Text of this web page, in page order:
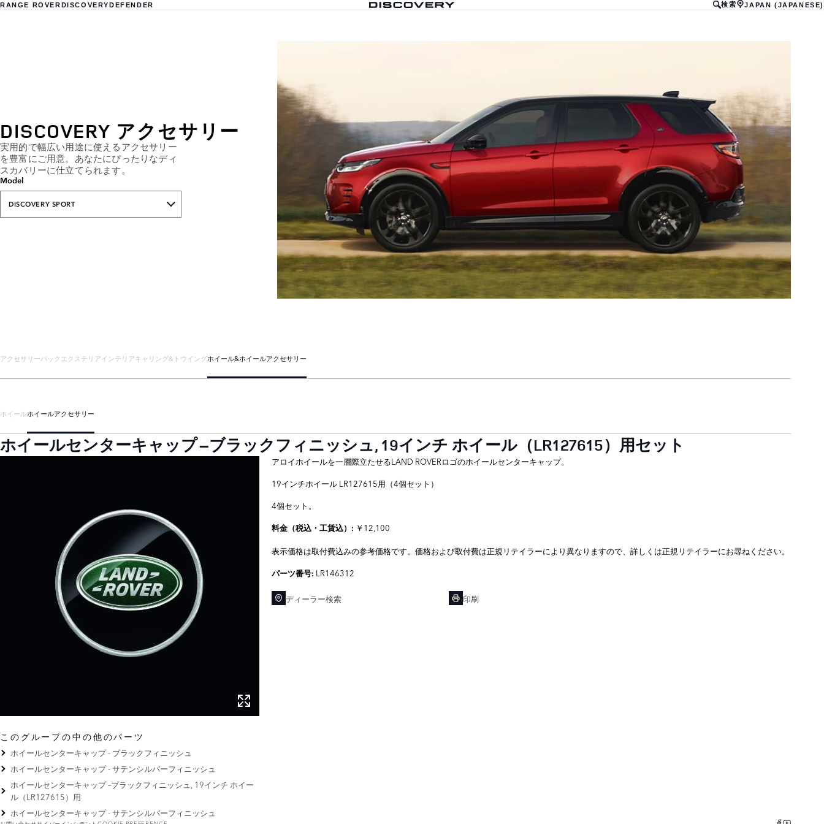
RANGE ROVERDISCOVERYDEFENDER 検索 JAPAN (JAPANESE)
DISCOVERY アクセサリー
実用的で幅広い用途に使えるアクセサリー
を豊富にご用意。あなたにぴったりなディ
スカバリーに仕立てられます。
Model
DISCOVERY SPORT
アクセサリーパック エクステリアインテリアキャリング&トウイングホイール&ホイールアクセサリー
ホイールホイールアクセサリー
ホイールセンターキャップ –ブラックフィニッシュ, 19インチ ホイール（LR127615）用セット
アロイホイールを一層際立たせるLAND ROVERロゴのホイールセンターキャップ。
19インチホイール LR127615用（4個セット）
4個セット。
料金（税込・工賃込）: ￥12,100
表示価格は取付費込みの参考価格です。価格および取付費は正規リテイラーにより異なりますので、詳しくは正規リテイラーにお尋ねください。
パーツ番号: LR146312
ディーラー検索 印刷
このグループの中の他のパーツ
ホイールセンターキャップ - ブラックフィニッシュ
ホイールセンターキャップ - サテンシルバーフィニッシュ
ホイールセンターキャップ –ブラックフィニッシュ, 19インチ ホイー
ル（LR127615）用
ホイールセンターキャップ - サテンシルバーフィニッシュ